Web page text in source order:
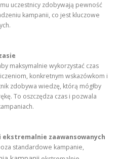
uczestnicy zdobywają pewność
kampanii, co jest kluczowe
maksymalnie wykorzystać czas
konkretnym wskazówkom i
zdobywa wiedzę, którą mógłby
To oszczędza czas i pozwala
zaawansowanych
standardowe kampanie,